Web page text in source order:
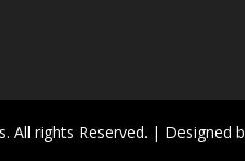
. All rights Reserved. | Designed